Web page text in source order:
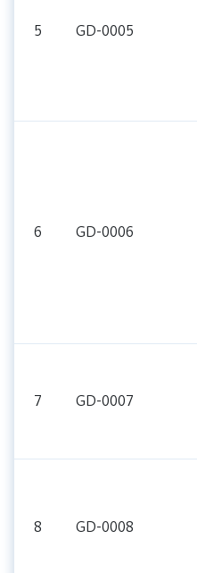
5 GD-0005
6 GD-0006
7 GD-0007
8 GD-0008